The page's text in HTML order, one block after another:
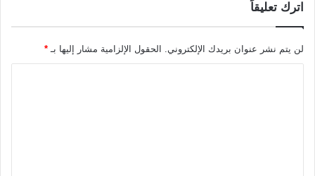
اترك تعليقاً
لن يتم نشر عنوان بريدك الإلكتروني. الحقول الإلزامية مشار إليها بـ *